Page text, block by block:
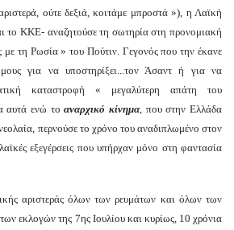
ούτε δεξιά, κοιτάμε μπροστά »), η Λαϊκή
το ΚΚΕ- αναζητούσε τη σωτηρία στη προνομιακή
με τη Ρωσία » του Πούτιν. Γεγονός που την έκανε
για να υποστηρίξει...τον Άσαντ ή για να
καταστροφή « μεγαλύτερη απάτη του
αυτά ενώ τοαναρχικό κίνημα, που στην Ελλάδα
νεολαία, περνούσε το χρόνο του αναδιπλωμένο στον
εξεγέρσεις που υπήρχαν μόνο στη φαντασία
αριστεράς όλων των ρευμάτων και όλων των
εκλογών της 7ης Ιουλίου και κυρίως, 10 χρόνια